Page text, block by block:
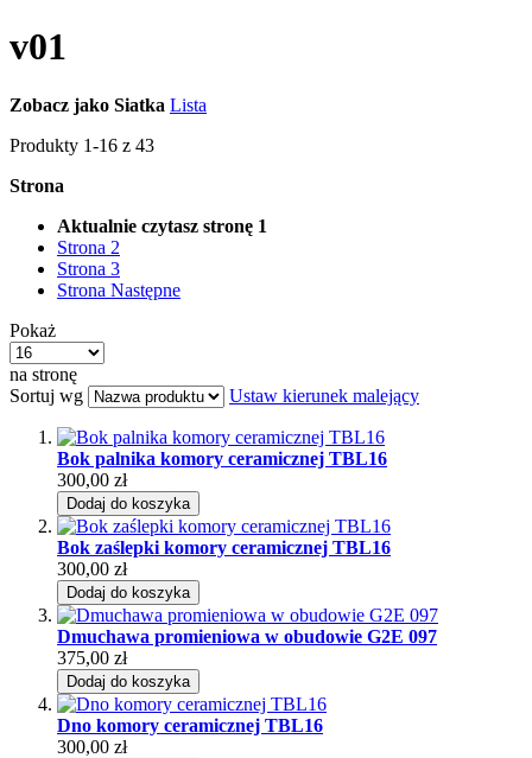
v01
Zobacz jako Siatka Lista
Produkty 1-16 z 43
Strona
Aktualnie czytasz stronę 1
Strona 2
Strona 3
Strona Następne
Pokaż
na stronę
Sortuj wg
Ustaw kierunek malejący
Bok palnika komory ceramicznej TBL16
300,00 zł
Dodaj do koszyka
Bok zaślepki komory ceramicznej TBL16
300,00 zł
Dodaj do koszyka
Dmuchawa promieniowa w obudowie G2E 097
375,00 zł
Dodaj do koszyka
Dno komory ceramicznej TBL16
300,00 zł